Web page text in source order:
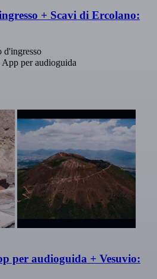
+ Scavi di Ercolano:
d'ingresso
per audioguida
per audioguida + Vesuvio: